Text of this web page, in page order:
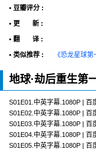
• 豆瓣评分 :
• 更 新 :
• 翻 译 :
• 类似推荐 : 《恐龙星球第
地球·劫后重生第
S01E01.中英字幕.1080P | 百
S01E02.中英字幕.1080P | 百
S01E03.中英字幕.1080P | 百
S01E04.中英字幕.1080P | 百
S01E05.中英字幕.1080P | 百